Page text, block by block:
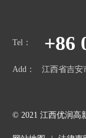
Tel： +86
Add： 江西省吉安
© 2021 江西优润高